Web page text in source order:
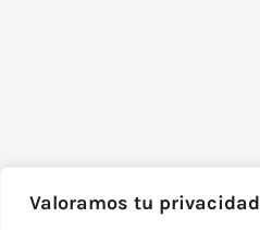
Valoramos tu privacidad